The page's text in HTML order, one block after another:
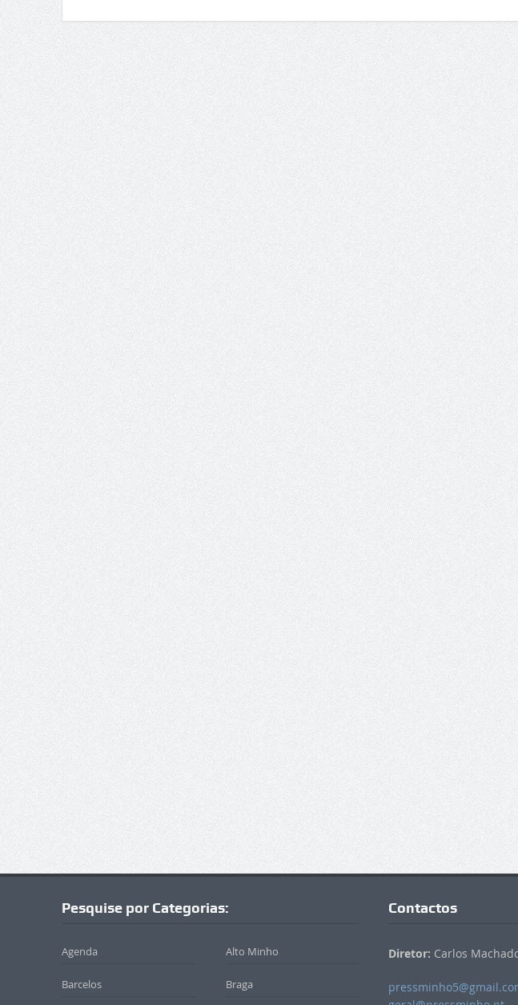
Pesquise por Categorias:
Agenda Alto Minho
Barcelos Braga
Contactos
Diretor: Carlos